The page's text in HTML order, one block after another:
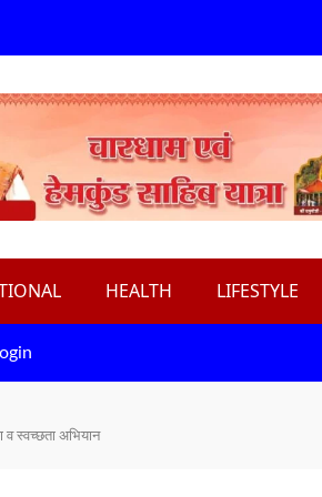
HEALTH LIFESTYLE
व स्वच्छता अभियान